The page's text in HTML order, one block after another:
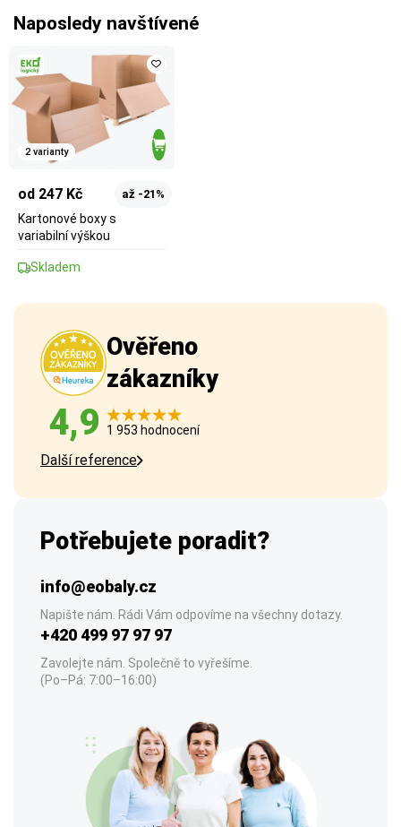
Naposledy navštívené
2 varianty
od 247 Kč až -21%
Kartonové boxy s
variabilní výškou
Skladem
Ověřeno
zákazníky
4,9 1 953 hodnocení
Další reference
Potřebujete poradit?
info@eobaly.cz
Napište nám. Rádi Vám odpovíme na všechny dotazy.
+420 499 97 97 97
Zavolejte nám. Společně to vyřešíme.
(Po–Pá: 7:00–16:00)